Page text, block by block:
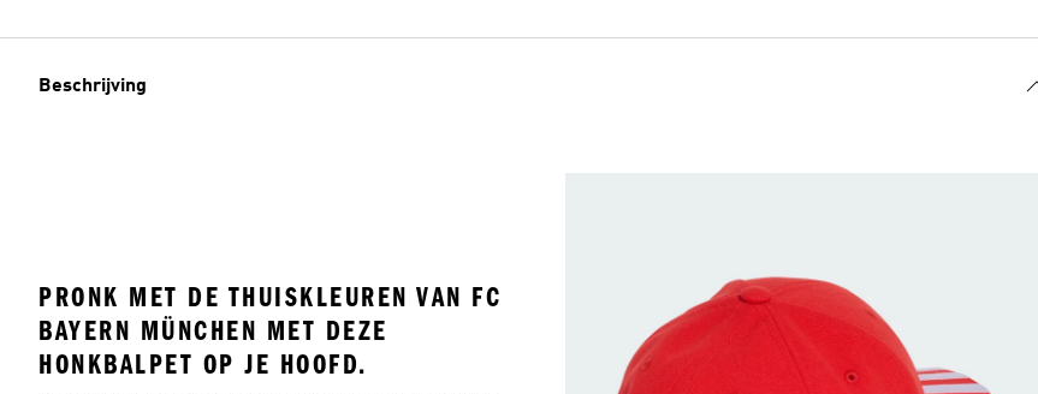
Beschrijving
PRONK MET DE THUISKLEUREN VAN FC
BAYERN MÜNCHEN MET DEZE
HONKBALPET OP JE HOOFD.